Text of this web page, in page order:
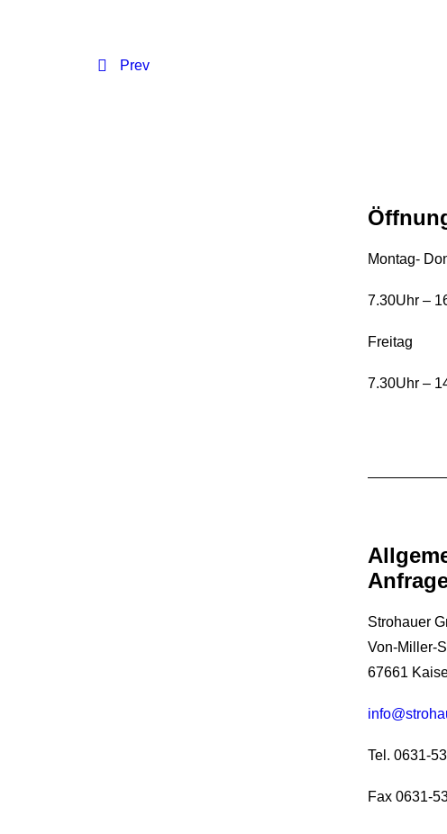
Prev
Montag-
7.30Uhr –
Freitag
7.30Uhr –
Strohauer
Von-Miller-
67661
Tel. 0631-
Fax 0631-